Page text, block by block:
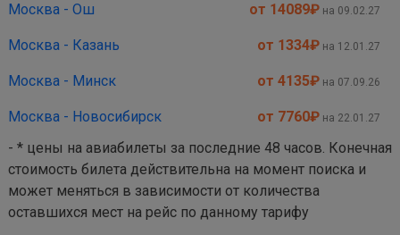
Москва - Ош от 14089₽ на 09.02.27
Москва - Казань от 1334₽ на 12.01.27
Москва - Минск от 4135₽ на 07.09.26
Москва - Новосибирск от 7760₽ на 22.01.27
- * цены на авиабилеты за последние 48 часов. Конечная
стоимость билета действительна на момент поиска и
может меняться в зависимости от количества
оставшихся мест на рейс по данному тарифу